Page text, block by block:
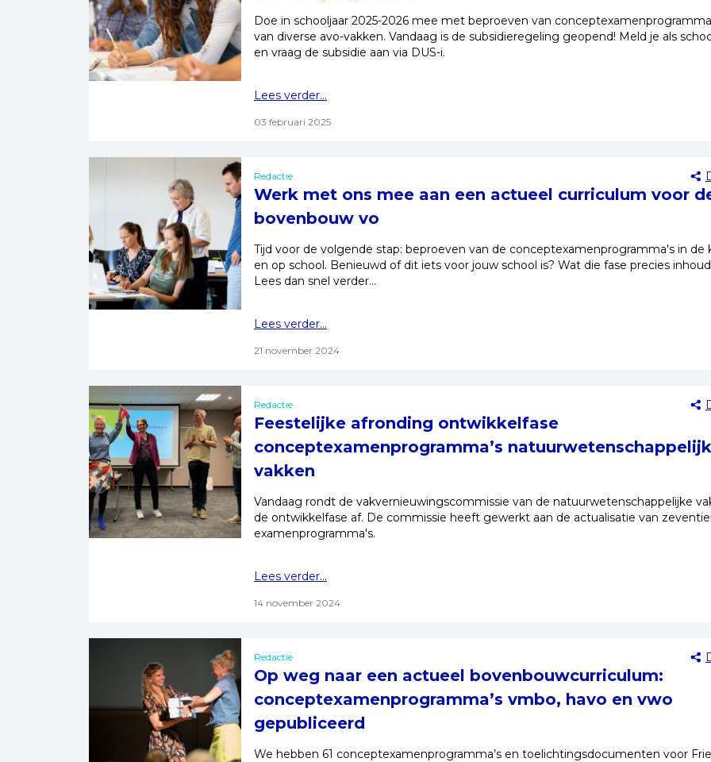
Doe in schooljaar 2025-2026 mee met beproeven van
van diverse avo-vakken. Vandaag is de subsidieregeling geopend! Meld je als
en vraag de subsidie aan via DUS-i.
Lees verder...
03 februari 2025
Redactie
Werk met ons mee aan een actueel curriculum voor
bovenbouw vo
Tijd voor de volgende stap: beproeven van de conceptexamenprogramma's in de
en op school. Benieuwd of dit iets voor jouw school is? Wat die fase precies
Lees dan snel verder…
Lees verder...
21 november 2024
Redactie
Feestelijke afronding ontwikkelfase
conceptexamenprogramma’s
vakken
Vandaag rondt de vakvernieuwingscommissie van de natuurwetenschappelijke
de ontwikkelfase af. De commissie heeft gewerkt aan de actualisatie van
examenprogramma's.
Lees verder...
14 november 2024
Redactie
Op weg naar een actueel bovenbouwcurriculum:
conceptexamenprogramma’s vmbo, havo en vwo
gepubliceerd
We hebben 61 conceptexamenprogramma’s en toelichtingsdocumenten voor